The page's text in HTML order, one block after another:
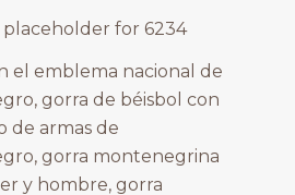
el emblema nacional de
gorra de béisbol con
de armas de
gorra montenegrina
y hombre, gorra